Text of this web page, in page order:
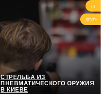
2 400
грн
HIT
ДРУГУ
СТРЕЛЬБА ИЗ
ПНЕВМАТИЧЕСКОГО ОРУЖИЯ
В КИЕВЕ